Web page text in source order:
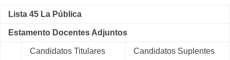
Lista 45 La Pública
Estamento Docentes Adjuntos
Candidatos Titulares Candidatos Suplentes